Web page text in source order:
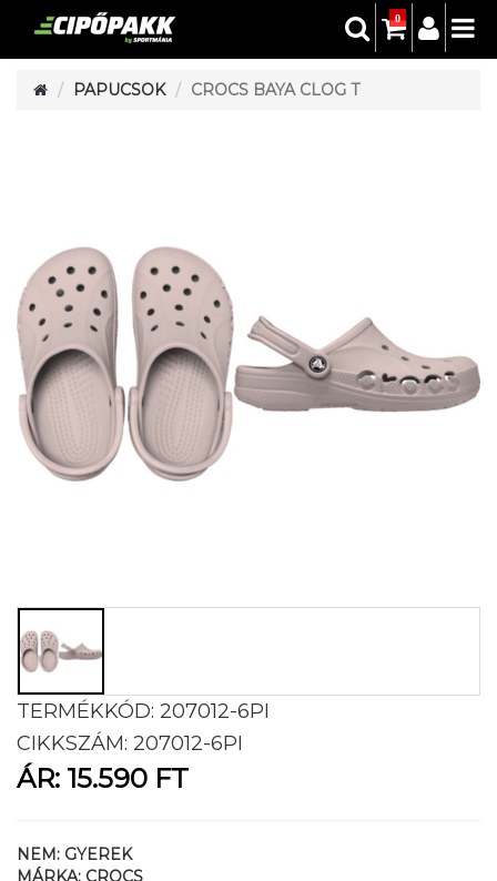
0
PAPUCSOK CROCS BAYA CLOG T
TERMÉKKÓD: 207012-6PI
CIKKSZÁM: 207012-6PI
ÁR: 15.590 FT
NEM: GYEREK
MÁRKA: CROCS